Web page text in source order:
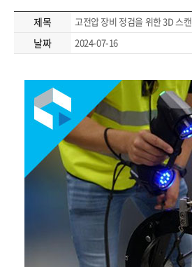
제목 고전압 장비 정검을 위한 3D 스캔
날짜 2024-07-16